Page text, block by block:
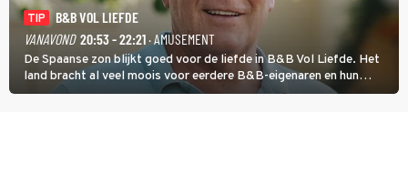
TIP
B&B VOL LIEFDE
VANAVOND 20:53 - 22:21· AMUSEMENT
De Spaanse zon blijkt goed voor de liefde in B&B Vol Liefde. Het
land bracht al veel moois voor eerdere B&B-eigenaren en hun
partners. Ook Paul runt zijn gastenverblijf in Spanje. De 62-jarige